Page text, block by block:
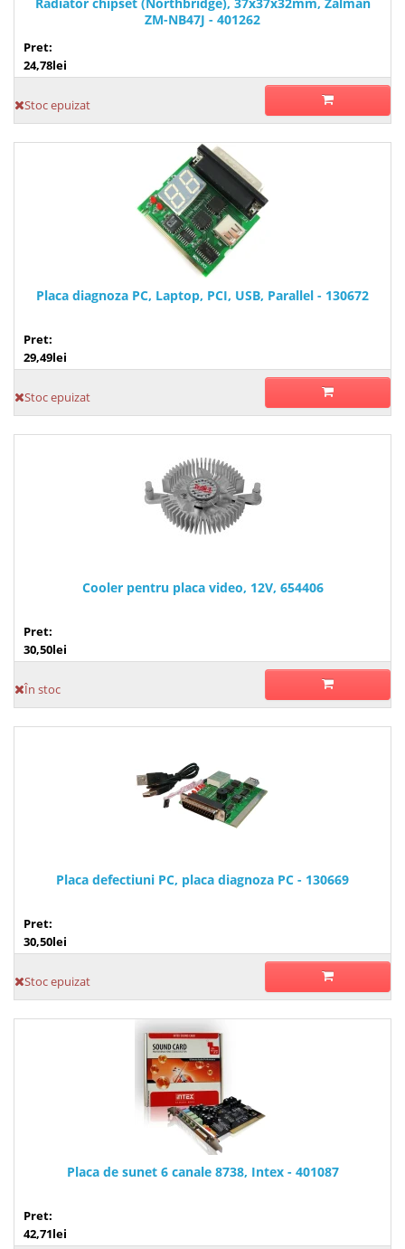
ZM-NB47J - 401262
Pret:
24,78lei
Stoc epuizat
Placa diagnoza PC, Laptop, PCI, USB, Parallel - 130672
Pret:
29,49lei
Stoc epuizat
Cooler pentru placa video, 12V, 654406
Pret:
30,50lei
În stoc
Placa defectiuni PC, placa diagnoza PC - 130669
Pret:
30,50lei
Stoc epuizat
Placa de sunet 6 canale 8738, Intex - 401087
Pret:
42,71lei